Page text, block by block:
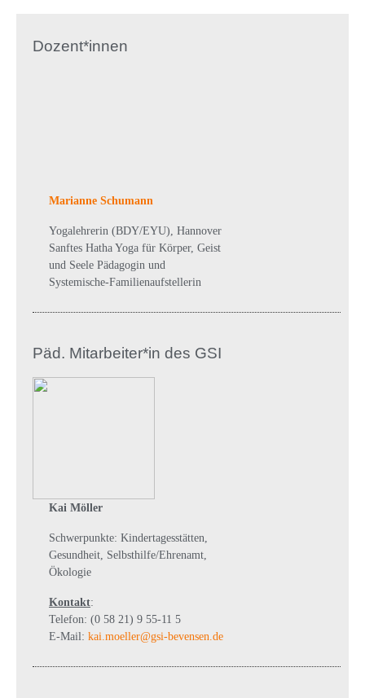
Dozent*innen
Marianne Schumann
Yogalehrerin (BDY/EYU), Hannover
Sanftes Hatha Yoga für Körper, Geist
und Seele Pädagogin und
Systemische-Familienaufstellerin
Päd. Mitarbeiter*in des GSI
Kai Möller
Schwerpunkte: Kindertagesstätten,
Gesundheit, Selbsthilfe/Ehrenamt,
Ökologie
Kontakt:
Telefon: (0 58 21) 9 55-11 5
E-Mail: kai.moeller@gsi-bevensen.de